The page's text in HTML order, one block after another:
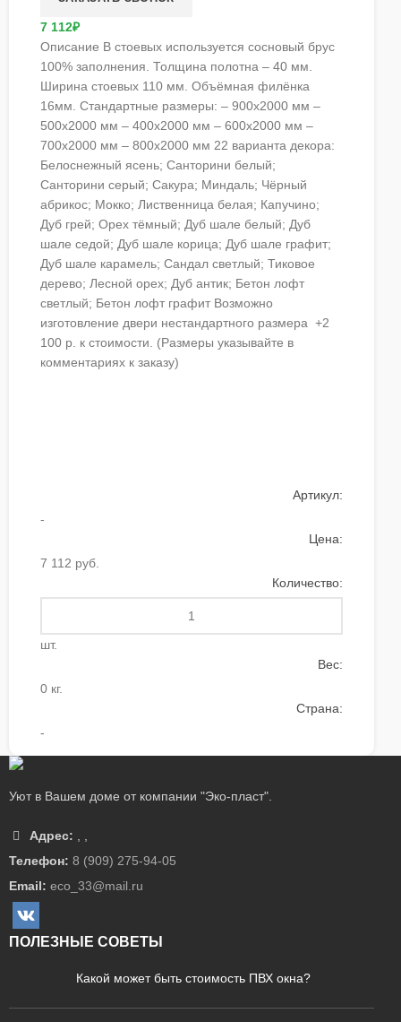
7 112₽
Описание В стоевых используется сосновый брус
100% заполнения. Толщина полотна – 40 мм.
Ширина стоевых 110 мм. Объёмная филёнка
16мм. Стандартные размеры: – 900х2000 мм –
500х2000 мм – 400х2000 мм – 600х2000 мм –
700х2000 мм – 800х2000 мм 22 варианта декора:
Белоснежный ясень; Санторини белый;
Санторини серый; Сакура; Миндаль; Чёрный
абрикос; Мокко; Лиственница белая; Капучино;
Дуб грей; Орех тёмный; Дуб шале белый; Дуб
шале седой; Дуб шале корица; Дуб шале графит;
Дуб шале карамель; Сандал светлый; Тиковое
дерево; Лесной орех; Дуб антик; Бетон лофт
светлый; Бетон лофт графит Возможно
изготовление двери нестандартного размера +2
100 р. к стоимости. (Размеры указывайте в
комментариях к заказу)
Артикул:
-
Цена:
7 112 руб.
Количество:
шт.
Вес:
0 кг.
Страна:
-
Уют в Вашем доме от компании "Эко-пласт".
Адрес:
Телефон: 8 (909) 275-94-05
Email: eco_33@mail.ru
ПОЛЕЗНЫЕ СОВЕТЫ
Какой может быть стоимость ПВХ окна?